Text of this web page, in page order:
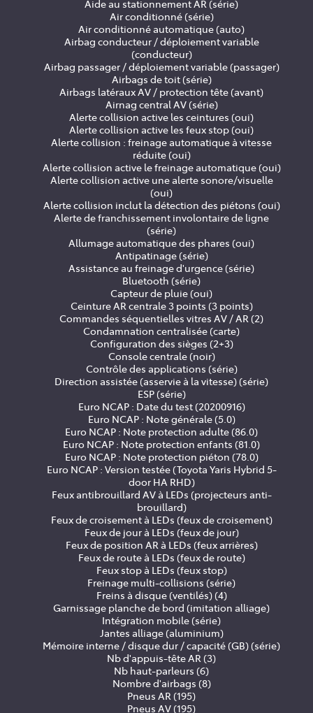
Aide au stationnement AR (série)
Air conditionné (série)
Air conditionné automatique (auto)
Airbag conducteur / déploiement variable
(conducteur)
Airbag passager / déploiement variable (passager)
Airbags de toit (série)
Airbags latéraux AV / protection tête (avant)
Airnag central AV (série)
Alerte collision active les ceintures (oui)
Alerte collision active les feux stop (oui)
Alerte collision : freinage automatique à vitesse
réduite (oui)
Alerte collision active le freinage automatique (oui)
Alerte collision active une alerte sonore/visuelle
(oui)
Alerte collision inclut la détection des piétons (oui)
Alerte de franchissement involontaire de ligne
(série)
Allumage automatique des phares (oui)
Antipatinage (série)
Assistance au freinage d'urgence (série)
Bluetooth (série)
Capteur de pluie (oui)
Ceinture AR centrale 3 points (3 points)
Commandes séquentielles vitres AV / AR (2)
Condamnation centralisée (carte)
Configuration des sièges (2+3)
Console centrale (noir)
Contrôle des applications (série)
Direction assistée (asservie à la vitesse) (série)
ESP (série)
Euro NCAP : Date du test (20200916)
Euro NCAP : Note générale (5.0)
Euro NCAP : Note protection adulte (86.0)
Euro NCAP : Note protection enfants (81.0)
Euro NCAP : Note protection piéton (78.0)
Euro NCAP : Version testée (Toyota Yaris Hybrid 5-
door HA RHD)
Feux antibrouillard AV à LEDs (projecteurs anti-
brouillard)
Feux de croisement à LEDs (feux de croisement)
Feux de jour à LEDs (feux de jour)
Feux de position AR à LEDs (feux arrières)
Feux de route à LEDs (feux de route)
Feux stop à LEDs (feux stop)
Freinage multi-collisions (série)
Freins à disque (ventilés) (4)
Garnissage planche de bord (imitation alliage)
Intégration mobile (série)
Jantes alliage (aluminium)
Mémoire interne / disque dur / capacité (GB) (série)
Nb d'appuis-tête AR (3)
Nb haut-parleurs (6)
Nombre d'airbags (8)
Pneus AR (195)
Pneus AV (195)